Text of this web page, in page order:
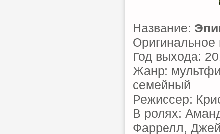
Название:
Оригинальное
Год выхода:
Жанр:
семейный
Режиссер:
В ролях:
Фаррелл,